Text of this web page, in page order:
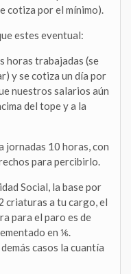
cotiza por el mínimo).
estes eventual:
horas trabajadas (se
y se cotiza un día por
nuestros salarios aún
del tope y a la
jornadas 10 horas, con
para percibirlo.
Social, la base por
criaturas a tu cargo, el
para el paro es de
en ⅙.
casos la cuantía